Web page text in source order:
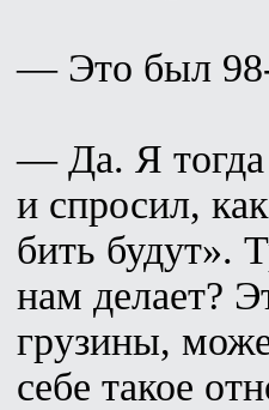
— Это был
— Да. Я тогда
и спросил,
бить будут».
нам делает?
грузины,
себе такое